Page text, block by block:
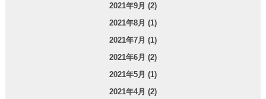
2021年9月 (2)
2021年8月 (1)
2021年7月 (1)
2021年6月 (2)
2021年5月 (1)
2021年4月 (2)